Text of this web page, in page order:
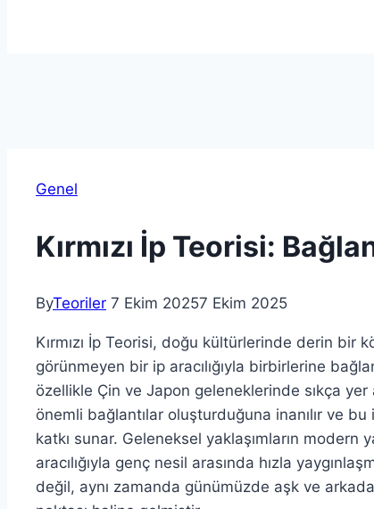
Genel
Kırmızı İp Teorisi:
ByTeoriler 7 Ekim 20257 Ekim 2025
Kırmızı İp Teorisi, doğu kültürlerinde derin bir
görünmeyen bir ip aracılığıyla birbirlerine
özellikle Çin ve Japon geleneklerinde sıkça yer
önemli bağlantılar oluşturduğuna inanılır ve
katkı sunar. Geleneksel yaklaşımların
aracılığıyla genç nesil arasında hızla
değil, aynı zamanda günümüzde aşk ve